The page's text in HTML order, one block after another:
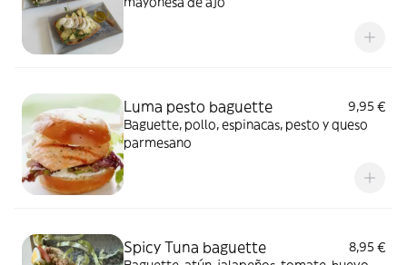
Luma pesto baguette
9,95 €
Baguette, pollo, espinacas, pesto y queso
parmesano
Spicy Tuna baguette
8,95 €